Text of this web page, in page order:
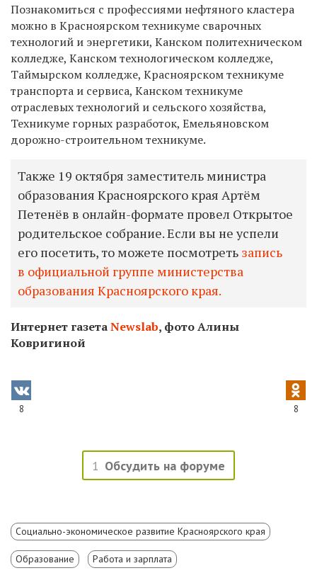
Познакомиться с профессиями нефтяного кластера
можно в Красноярском техникуме сварочных
технологий и энергетики, Канском политехническом
колледже, Канском технологическом колледже,
Таймырском колледже, Красноярском техникуме
транспорта и сервиса, Канском техникуме
отраслевых технологий и сельского хозяйства,
Техникуме горных разработок, Емельяновском
дорожно-строительном техникуме.
Также 19 октября заместитель министра
образования Красноярского края Артём
Петенёв в онлайн-формате провел Открытое
родительское собрание. Если вы не успели
его посетить, то можете посмотреть запись
в официальной группе министерства
образования Красноярского края.
Интернет газетаNewslab, фото Алины
Ковригиной
8 8
1 Обсудить на форуме
Социально-экономическое развитие Красноярского края
Образование Работа и зарплата